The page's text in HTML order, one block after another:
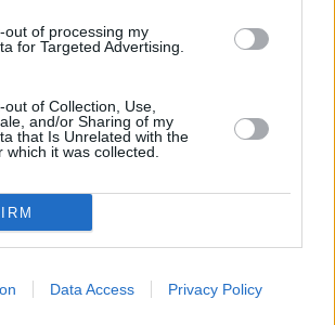
out of processing my
for Targeted Advertising.
of Collection, Use,
and/or Sharing of my
that Is Unrelated with the
which it was collected.
Data Access Privacy Policy